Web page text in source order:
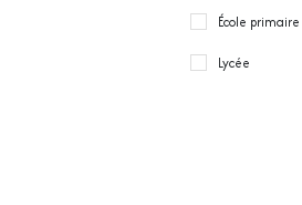
École primaire
Lycée